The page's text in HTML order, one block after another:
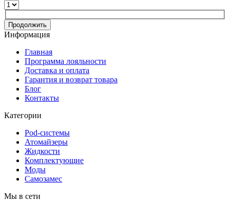
Продолжить
Информация
Главная
Программа лояльности
Доставка и оплата
Гарантия и возврат товара
Блог
Контакты
Категории
Pod-системы
Атомайзеры
Жидкости
Комплектующие
Моды
Самозамес
Мы в сети